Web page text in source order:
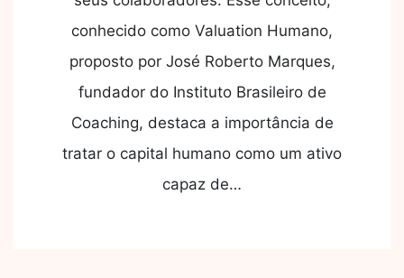
conhecido como Valuation Humano,
proposto por José Roberto Marques,
fundador do Instituto Brasileiro de
Coaching, destaca a importância de
tratar o capital humano como um ativo
capaz de…